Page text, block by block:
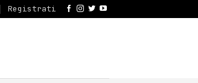
Registrati